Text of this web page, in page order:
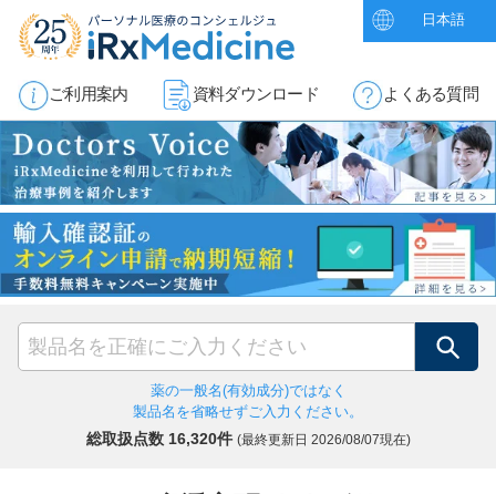
日本語
ご利用案内 資料ダウンロード よくある質問
検索
薬の一般名(有効成分)ではなく
製品名を省略せずご入力ください。
総取扱点数 16,320件 (最終更新日 2026/08/07現在)